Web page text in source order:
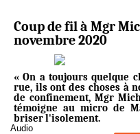
Coup de fil à Mgr
novembre 2020
« On a toujours quelque
rue, ils ont des choses à
de confinement, Mgr
témoigne au micro de
briser l'isolement.
Audio